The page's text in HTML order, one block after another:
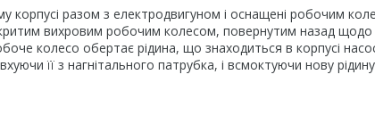
разом з електродвигуном і оснащені робочим
вихровим робочим колесом, повернутим назад щодо
колесо обертає рідина, що знаходиться в корпусі
її з нагнітального патрубка, і всмоктуючи нову